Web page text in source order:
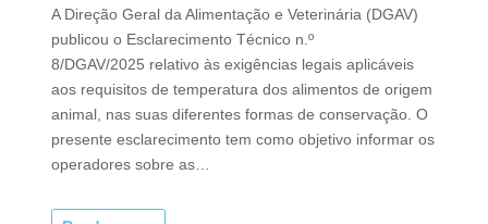
A Direção Geral da Alimentação e Veterinária (DGAV)
publicou o Esclarecimento Técnico n.º
8/DGAV/2025 relativo às exigências legais aplicáveis
aos requisitos de temperatura dos alimentos de origem
animal, nas suas diferentes formas de conservação. O
presente esclarecimento tem como objetivo informar os
operadores sobre as…